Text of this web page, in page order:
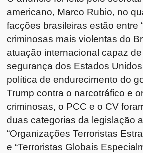
americano, Marco Rubio, no
facções brasileiras estão entre
criminosas mais violentas do
atuação internacional capaz
segurança dos Estados
política de endurecimento do
Trump contra o narcotráfico e
criminosas, o PCC e o CV
duas categorias da legislação
“Organizações Terroristas
e “Terroristas Globais